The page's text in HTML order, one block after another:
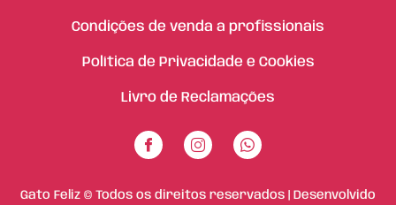
Condições de venda a profissionais
Política de Privacidade e Cookies
Livro de Reclamações
Gato Feliz © Todos os direitos reservados | Desenvolvido